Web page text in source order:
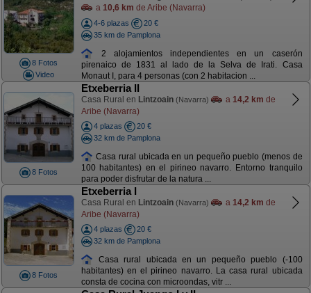
8 Fotos
Video
a 10,6 km de Aribe (Navarra)
4-6 plazas
20 €
35 km de Pamplona
2 alojamientos independientes en un caserón
pirenaico de 1831 al lado de la Selva de Irati. Casa
Monaut I, para 4 personas (con 2 habitacion ...
8 Fotos
Etxeberria II
Casa Rural en Lintzoain (Navarra) a 14,2 km de
Aribe (Navarra)
4 plazas
20 €
32 km de Pamplona
Casa rural ubicada en un pequeño pueblo (menos de
100 habitantes) en el pirineo navarro. Entorno tranquilo
para poder disfrutar de la natura ...
8 Fotos
Etxeberria I
Casa Rural en Lintzoain (Navarra) a 14,2 km de
Aribe (Navarra)
4 plazas
20 €
32 km de Pamplona
Casa rural ubicada en un pequeño pueblo (-100
habitantes) en el pirineo navarro. La casa rural ubicada
consta de cocina con microondas, vitr ...